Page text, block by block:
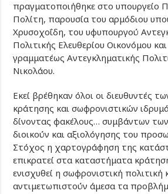
πραγματοποιήθηκε στο υπουργείο
Πολίτη, παρουσία του αρμόδιου
Χρυσοχοΐδη, του υφυπουργού
Πολιτικής Ελευθερίου Οικονόμου
γραμματέως Αντεγκληματικής
Νικολάου.
Εκεί βρέθηκαν όλοι οι διευθυντές
κράτησης και σωφρονιστικών
δίνοντας φακέλους… συμβάντων
διοικούν και αξιολόγησης του
Στόχος η χαρτογράφηση της
επικρατεί στα καταστήματα
ενισχυθεί η σωφρονιστική πολιτική
αντιμετωπιστούν άμεσα τα